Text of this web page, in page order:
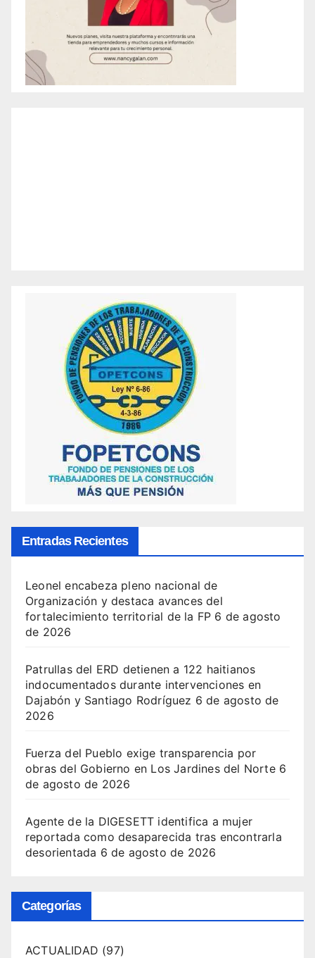
Entradas Recientes
Leonel encabeza pleno nacional de
Organización y destaca avances del
fortalecimiento territorial de la FP 6 de agosto
de 2026
Patrullas del ERD detienen a 122 haitianos
indocumentados durante intervenciones en
Dajabón y Santiago Rodríguez 6 de agosto de
2026
Fuerza del Pueblo exige transparencia por
obras del Gobierno en Los Jardines del Norte 6
de agosto de 2026
Agente de la DIGESETT identifica a mujer
reportada como desaparecida tras encontrarla
desorientada 6 de agosto de 2026
Categorías
ACTUALIDAD (97)